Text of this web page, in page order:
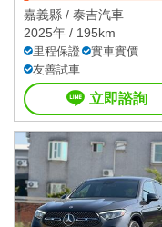
車
嘉義縣 / 泰吉汽車
2025年 / 195km
里程保證
實車實價
友善試車
立即諮詢